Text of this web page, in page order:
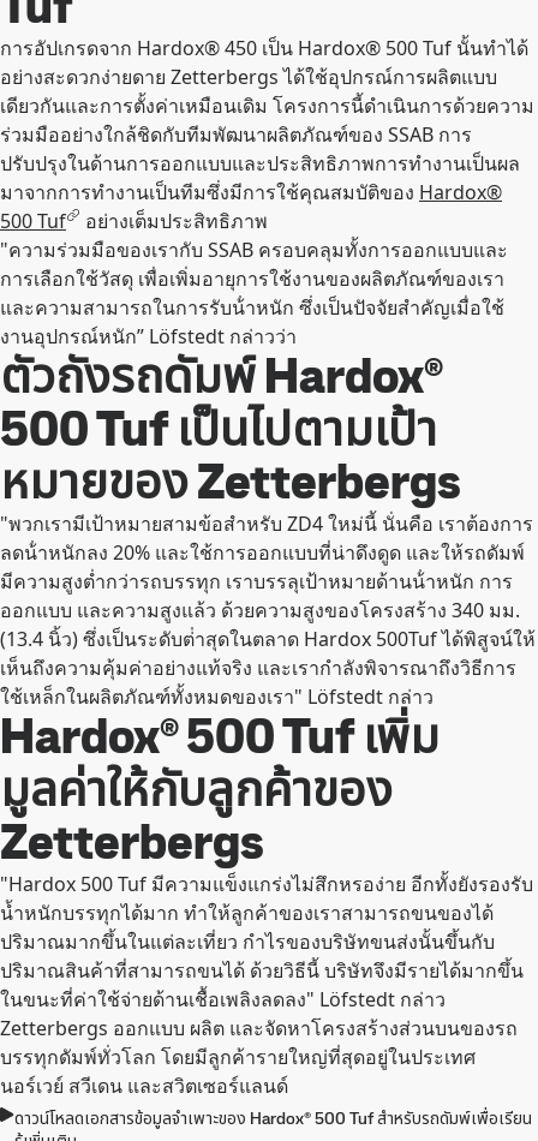
การอัปเกรดจาก Hardox® 450 เป็น Hardox® 500 Tuf นั้นทำได้
อย่างสะดวกง่ายดาย Zetterbergs ได้ใช้อุปกรณ์การผลิตแบบ
เดียวกันและการตั้งค่าเหมือนเดิม โครงการนี้ดําเนินการด้วยความ
ร่วมมืออย่างใกล้ชิดกับทีมพัฒนาผลิตภัณฑ์ของ SSAB การ
ปรับปรุงในด้านการออกแบบและประสิทธิภาพการทํางานเป็นผล
มาจากการทํางานเป็นทีมซึ่งมีการใช้คุณสมบัติของ Hardox®
500 Tuf
อย่างเต็มประสิทธิภาพ
"ความร่วมมือของเรากับ SSAB ครอบคลุมทั้งการออกแบบและ
การเลือกใช้วัสดุ เพื่อเพิ่มอายุการใช้งานของผลิตภัณฑ์ของเรา
และความสามารถในการรับน้ําหนัก ซึ่งเป็นปัจจัยสําคัญเมื่อใช้
งานอุปกรณ์หนัก” Löfstedt กล่าวว่า
ตัวถังรถดัมพ์ Hardox®
500 Tuf เป็นไปตามเป้า
หมายของ Zetterbergs
"พวกเรามีเป้าหมายสามข้อสำหรับ ZD4 ใหม่นี้ นั่นคือ เราต้องการ
ลดน้ําหนักลง 20% และใช้การออกแบบที่น่าดึงดูด และให้รถดัมพ์
มีความสูงต่ำกว่ารถบรรทุก เราบรรลุเป้าหมายด้านน้ําหนัก การ
ออกแบบ และความสูงแล้ว ด้วยความสูงของโครงสร้าง 340 มม.
(13.4 นิ้ว) ซึ่งเป็นระดับต่ําสุดในตลาด Hardox 500Tuf ได้พิสูจน์ให้
เห็นถึงความคุ้มค่าอย่างแท้จริง และเรากําลังพิจารณาถึงวิธีการ
ใช้เหล็กในผลิตภัณฑ์ทั้งหมดของเรา" Löfstedt กล่าว
Hardox® 500 Tuf เพิ่ม
มูลค่าให้กับลูกค้าของ
Zetterbergs
"Hardox 500 Tuf มีความแข็งแกร่งไม่สึกหรอง่าย อีกทั้งยังรองรับ
น้ำหนักบรรทุกได้มาก ทำให้ลูกค้าของเราสามารถขนของได้
ปริมาณมากขึ้นในแต่ละเที่ยว กำไรของบริษัทขนส่งนั้นขึ้นกับ
ปริมาณสินค้าที่สามารถขนได้ ด้วยวิธีนี้ บริษัทจึงมีรายได้มากขึ้น
ในขนะที่ค่าใช้จ่ายด้านเชื้อเพลิงลดลง" Löfstedt กล่าว
Zetterbergs ออกแบบ ผลิต และจัดหาโครงสร้างส่วนบนของรถ
บรรทุกดัมพ์ทั่วโลก โดยมีลูกค้ารายใหญ่ที่สุดอยู่ในประเทศ
นอร์เวย์ สวีเดน และสวิตเซอร์แลนด์
ดาวน์โหลดเอกสารข้อมูลจําเพาะของ Hardox® 500 Tuf สําหรับรถดัมพ์เพื่อเรียน